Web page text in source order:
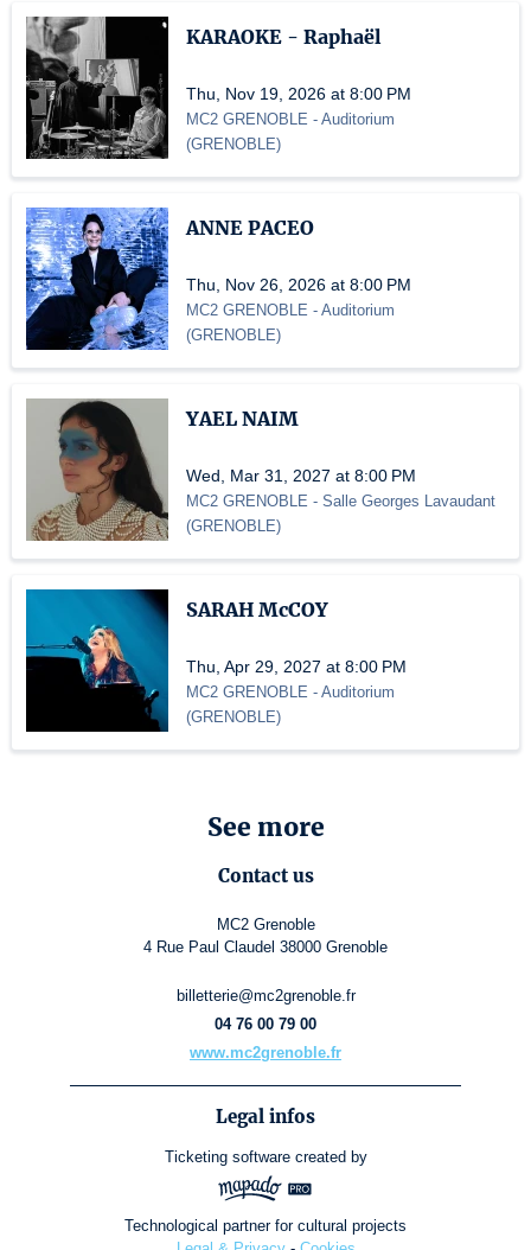
KARAOKE - Raphaël
Thu, Nov 19, 2026 at 8:00 PM
MC2 GRENOBLE - Auditorium
(GRENOBLE)
ANNE PACEO
Thu, Nov 26, 2026 at 8:00 PM
MC2 GRENOBLE - Auditorium
(GRENOBLE)
YAEL NAIM
Wed, Mar 31, 2027 at 8:00 PM
MC2 GRENOBLE - Salle Georges Lavaudant
(GRENOBLE)
SARAH McCOY
Thu, Apr 29, 2027 at 8:00 PM
MC2 GRENOBLE - Auditorium
(GRENOBLE)
See more
Contact us
MC2 Grenoble
4 Rue Paul Claudel 38000 Grenoble
billetterie@mc2grenoble.fr
04 76 00 79 00
www.mc2grenoble.fr
Legal infos
Ticketing software created by
Technological partner for cultural projects